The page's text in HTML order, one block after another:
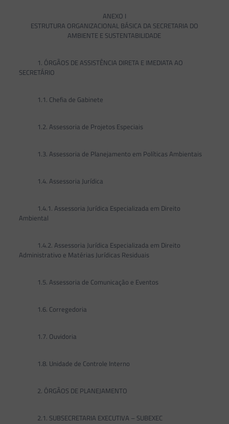
ANEXO I
ESTRUTURA ORGANIZACIONAL BÁSICA DA SECRETARIA DO
AMBIENTE E SUSTENTABILIDADE
1. ÓRGÃOS DE ASSISTÊNCIA DIRETA E IMEDIATA AO
SECRETÁRIO
1.1. Chefia de Gabinete
1.2. Assessoria de Projetos Especiais
1.3. Assessoria de Planejamento em Políticas Ambientais
1.4. Assessoria Jurídica
1.4.1. Assessoria Jurídica Especializada em Direito
Ambiental
1.4.2. Assessoria Jurídica Especializada em Direito
Administrativo e Matérias Jurídicas Residuais
1.5. Assessoria de Comunicação e Eventos
1.6. Corregedoria
1.7. Ouvidoria
1.8. Unidade de Controle Interno
2. ÓRGÃOS DE PLANEJAMENTO
2.1. SUBSECRETARIA EXECUTIVA – SUBEXEC